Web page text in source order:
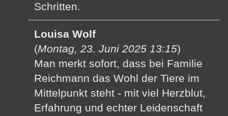
Schritten.
Louisa Wolf
(Montag, 23. Juni 2025 13:15)
Man merkt sofort, dass bei Familie
Reichmann das Wohl der Tiere im
Mittelpunkt steht - mit viel Herzblut,
Erfahrung und echter Leidenschaft